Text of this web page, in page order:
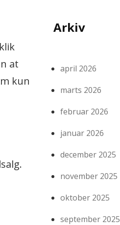
at
kun
Arkiv
april 2026
marts 2026
februar 2026
januar 2026
december 2025
november 2025
oktober 2025
september 2025